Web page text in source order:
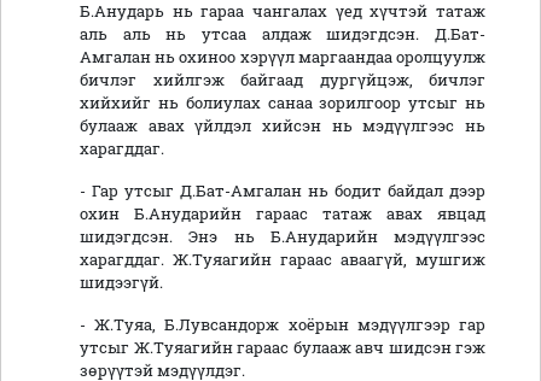
Б.Анударь нь гараа чангалах үед хүчтэй татаж
аль аль нь утсаа алдаж шидэгдсэн. Д.Бат-
Амгалан нь охиноо хэрүүл маргаандаа оролцуулж
бичлэг хийлгэж байгаад дургүйцэж, бичлэг
хийхийг нь болиулах санаа зорилгоор утсыг нь
булааж авах үйлдэл хийсэн нь мэдүүлгээс нь
харагддаг.
- Гар утсыг Д.Бат-Амгалан нь бодит байдал дээр
охин Б.Анударийн гараас татаж авах явцад
шидэгдсэн. Энэ нь Б.Анударийн мэдүүлгээс
харагддаг. Ж.Туяагийн гараас аваагүй, мушгиж
шидээгүй.
- Ж.Туяа, Б.Лувсандорж хоёрын мэдүүлгээр гар
утсыг Ж.Туяагийн гараас булааж авч шидсэн гэж
зөрүүтэй мэдүүлдэг.